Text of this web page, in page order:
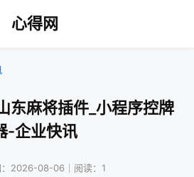
心得网
东麻将插件_小程序控牌
-企业快讯
：2026-08-06｜阅读：1